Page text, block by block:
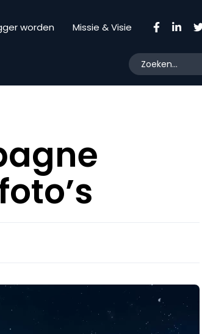
worden Missie & Visie